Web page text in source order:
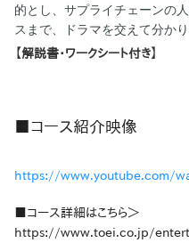
的とし、サプライチェーンの
スまで、ドラマを交えて分か
【解説書・ワークシート付き】
■コース紹介映像
https://www.youtube.com/
■コース詳細はこちら＞
https://www.toei.co.jp/